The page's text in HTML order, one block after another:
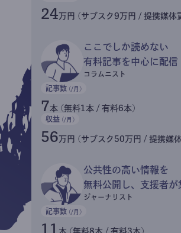
24万円 (サブスク9万円 / 提携媒体
ここでしか読めない
有料記事を中心に配信
コラムニスト
記事数 (/月)
7本 (無料1本 / 有料6本)
収益 (/月)
56万円 (サブスク50万円 / 提携媒
公共性の高い情報を
無料公開し、支援者が
ジャーナリスト
記事数 (/月)
11 本 (無料8本 / 有料3本)